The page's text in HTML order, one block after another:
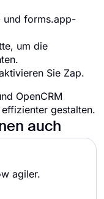
und forms.app-
um die
Sie Zap.
OpenCRM
gestalten.
auch
agiler.